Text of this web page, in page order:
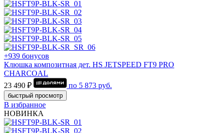
+939 бонусов
Клюшка композитная дет. HS JETSPEED FT9 PRO
CHARCOAL
23 490 ₽
по 5 873 руб.
быстрый просмотр
В избранное
НОВИНКА